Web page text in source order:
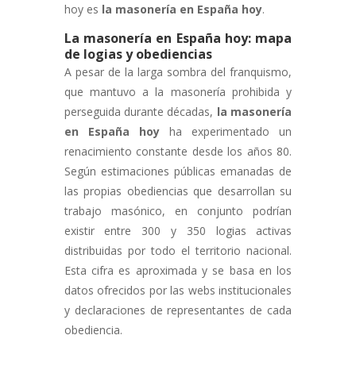
hoy es la masonería en España hoy.
La masonería en España hoy: mapa
de logias y obediencias
A pesar de la larga sombra del franquismo,
que mantuvo a la masonería prohibida y
perseguida durante décadas, la masonería
en España hoyha experimentado un
renacimiento constante desde los años 80.
Según estimaciones públicas emanadas de
las propias obediencias que desarrollan su
trabajo masónico, en conjunto podrían
existir entre 300 y 350 logias activas
distribuidas por todo el territorio nacional.
Esta cifra es aproximada y se basa en los
datos ofrecidos por las webs institucionales
y declaraciones de representantes de cada
obediencia.